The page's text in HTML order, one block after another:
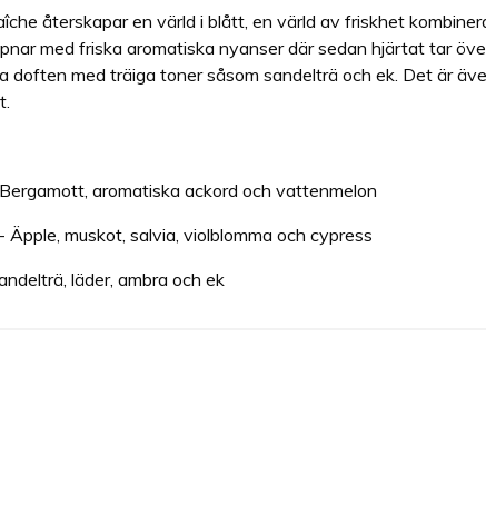
återskapar en värld i blått, en värld av friskhet
med friska aromatiska nyanser där sedan hjärtat tar
doften med träiga toner såsom sandelträ och ek. Det är
aromatiska ackord och vattenmelon
- Äpple, muskot, salvia, violblomma och cypress
läder, ambra och ek